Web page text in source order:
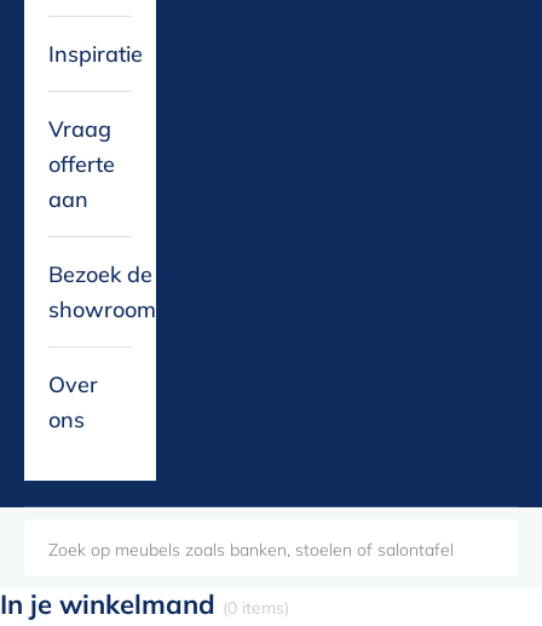
Inspiratie
Vraag
offerte
aan
Bezoek de
showroom
Over
ons
In je winkelmand (0 items)